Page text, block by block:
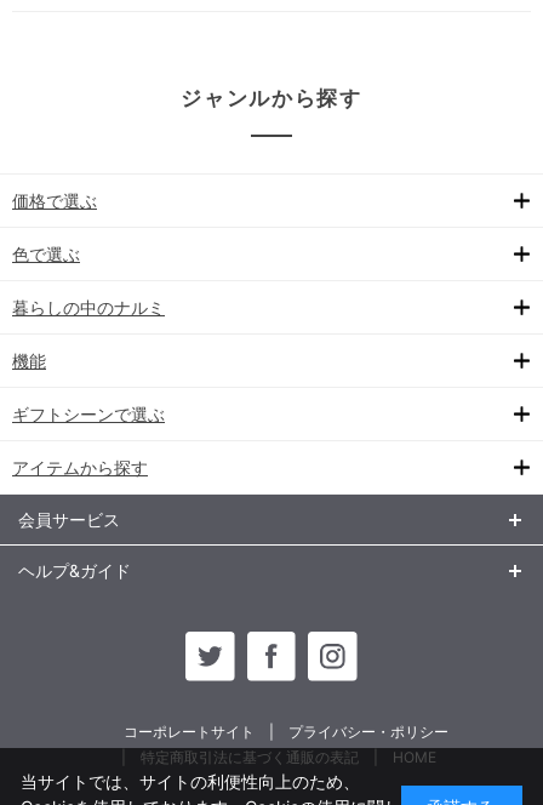
ジャンルから探す
価格で選ぶ
色で選ぶ
暮らしの中のナルミ
機能
ギフトシーンで選ぶ
アイテムから探す
会員サービス
ヘルプ&ガイド
コーポレートサイト
プライバシー・ポリシー
特定商取引法に基づく通販の表記
HOME
当サイトでは、サイトの利便性向上のため、